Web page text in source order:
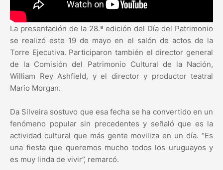
La presentación de la 28.ª edición del Día del Patrimonio
se realizó este 19 de mayo en el salón de actos de la
Torre Ejecutiva. Participaron también el director general
de la Comisión del Patrimonio Cultural de la Nación,
William Rey Ashfield, y el director y productor teatral
Mario Morgan.
Da Silveira sostuvo que esa fecha se ha convertido en un
fenómeno popular sin precedentes y señaló que es la
actividad cultural que más gente moviliza en un día. “Es
una fiesta que queremos mucho todos los uruguayos y
es muy linda de vivir”, remarcó.